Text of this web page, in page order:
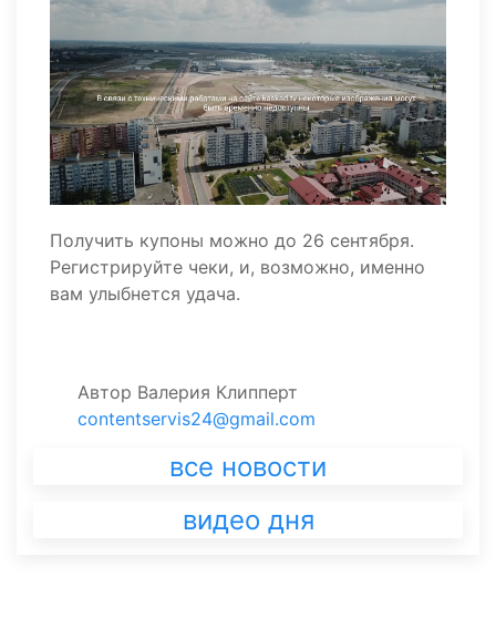
Получить купоны можно до 26 сентября.
Регистрируйте чеки, и, возможно, именно
вам улыбнется удача.
Автор Валерия Клипперт
contentservis24@gmail.com
все новости
видео дня